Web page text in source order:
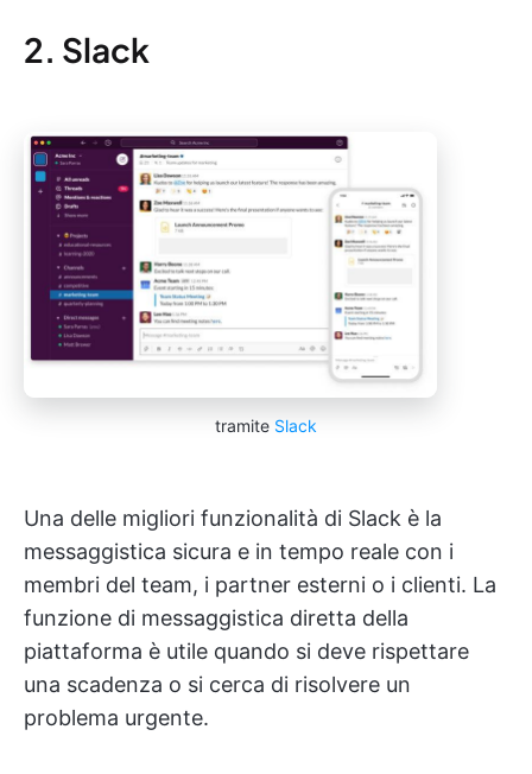
2. Slack
tramite Slack
Una delle migliori funzionalità di Slack è la
messaggistica sicura e in tempo reale con i
membri del team, i partner esterni o i clienti. La
funzione di messaggistica diretta della
piattaforma è utile quando si deve rispettare
una scadenza o si cerca di risolvere un
problema urgente.